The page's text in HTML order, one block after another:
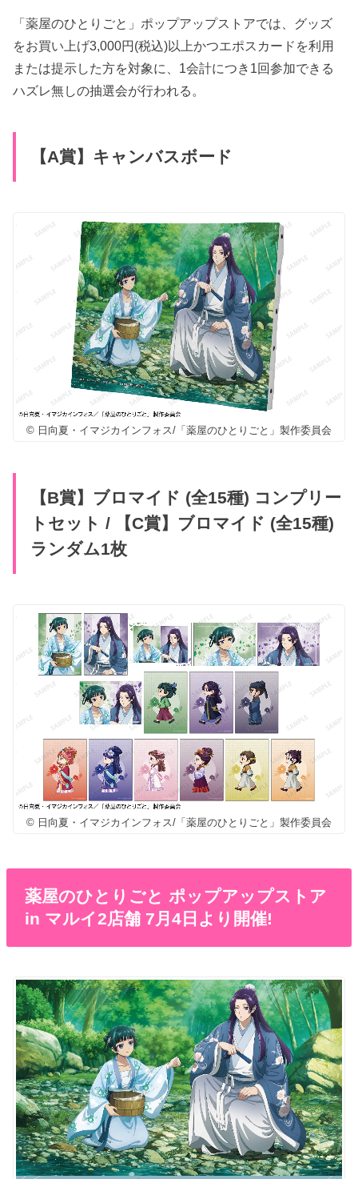
「薬屋のひとりごと」ポップアップストアでは、グッズ
をお買い上げ3,000円(税込)以上かつエポスカードを利用
または提示した方を対象に、1会計につき1回参加できる
ハズレ無しの抽選会が行われる。
【A賞】キャンバスボード
© 日向夏・イマジカインフォス/「薬屋のひとりごと」製作委員会
【B賞】ブロマイド (全15種) コンプリー
トセット / 【C賞】ブロマイド (全15種)
ランダム1枚
© 日向夏・イマジカインフォス/「薬屋のひとりごと」製作委員会
薬屋のひとりごと ポップアップストア
in マルイ2店舗 7月4日より開催!